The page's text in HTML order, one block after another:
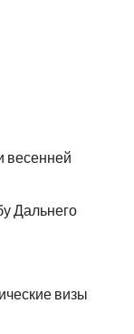
весенней
Дальнего
визы